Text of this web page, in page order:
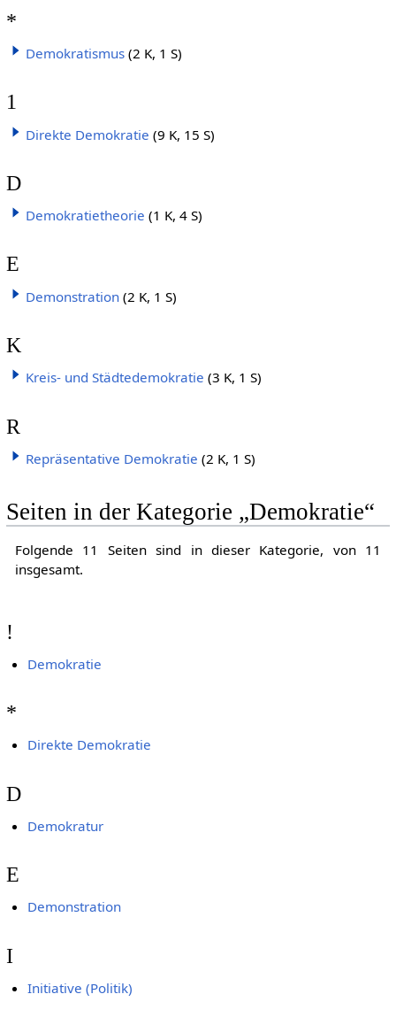
*
Demokratismus (2 K, 1 S)
1
Direkte Demokratie (9 K, 15 S)
D
Demokratietheorie (1 K, 4 S)
E
Demonstration (2 K, 1 S)
K
Kreis- und Städtedemokratie (3 K, 1 S)
R
Repräsentative Demokratie (2 K, 1 S)
Seiten in der Kategorie „Demokratie“
Folgende 11 Seiten sind in dieser Kategorie, von 11
insgesamt.
!
Demokratie
*
Direkte Demokratie
D
Demokratur
E
Demonstration
I
Initiative (Politik)